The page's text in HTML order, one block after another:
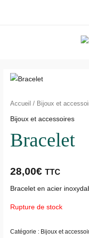
Accueil / Bijoux et
Bijoux et accessoires
Bracelet
28,00€ TTC
Bracelet en acier
Rupture de stock
Catégorie : Bijoux et